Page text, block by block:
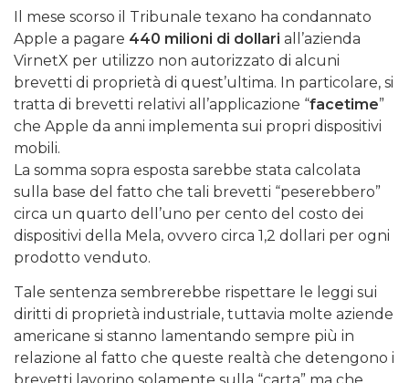
Il mese scorso il Tribunale texano ha condannato
Apple a pagare 440 milioni di dollari all’azienda
VirnetX per utilizzo non autorizzato di alcuni
brevetti di proprietà di quest’ultima. In particolare, si
tratta di brevetti relativi all’applicazione “facetime”
che Apple da anni implementa sui propri dispositivi
mobili.
La somma sopra esposta sarebbe stata calcolata
sulla base del fatto che tali brevetti “peserebbero”
circa un quarto dell’uno per cento del costo dei
dispositivi della Mela, ovvero circa 1,2 dollari per ogni
prodotto venduto.
Tale sentenza sembrerebbe rispettare le leggi sui
diritti di proprietà industriale, tuttavia molte aziende
americane si stanno lamentando sempre più in
relazione al fatto che queste realtà che detengono i